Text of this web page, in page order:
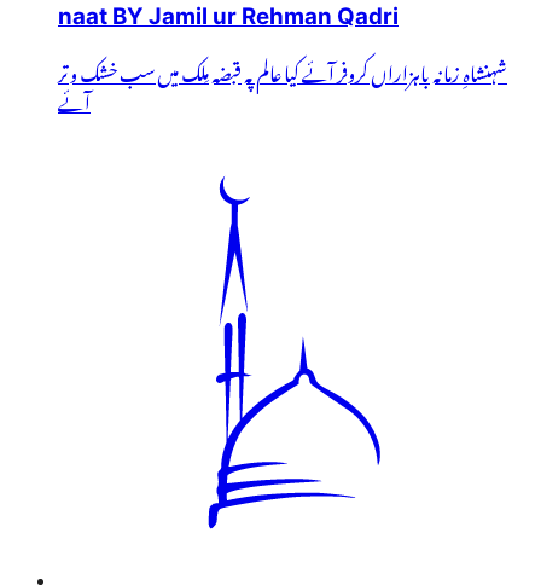
naat BY Jamil ur Rehman Qadri
شہنشاہِ زمانہ باہزاراں کروفر آئے کیا عالم پہ قبضہ مِلک میں سب خشک و تر
آئے